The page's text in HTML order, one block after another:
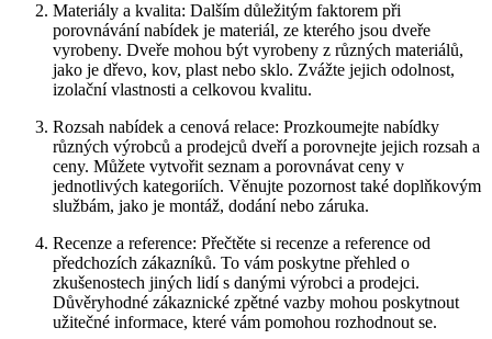
Materiály a kvalita: Dalším důležitým faktorem při
porovnávání nabídek je materiál, ze kterého jsou dveře
vyrobeny. Dveře mohou být vyrobeny z různých materiálů,
jako je dřevo, kov, plast nebo sklo. Zvážte jejich odolnost,
izolační vlastnosti a celkovou kvalitu.
Rozsah nabídek a cenová relace: Prozkoumejte nabídky
různých výrobců a prodejců dveří a porovnejte jejich rozsah a
ceny. Můžete vytvořit seznam a porovnávat ceny v
jednotlivých kategoriích. Věnujte pozornost také doplňkovým
službám, jako je montáž, dodání nebo záruka.
Recenze a reference: Přečtěte si recenze a reference od
předchozích zákazníků. To vám poskytne přehled o
zkušenostech jiných lidí s danými výrobci a prodejci.
Důvěryhodné zákaznické zpětné vazby mohou poskytnout
užitečné informace, které vám pomohou rozhodnout se.